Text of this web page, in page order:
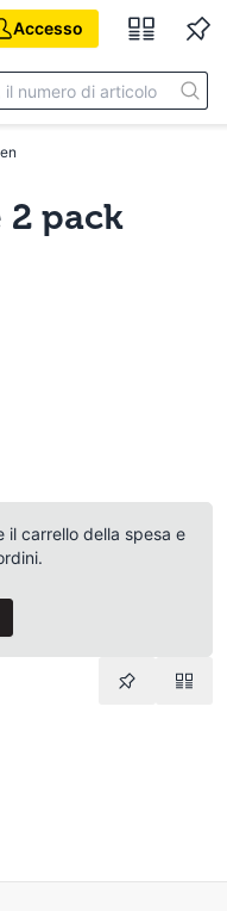
Accesso
2 pack
carrello della spesa e